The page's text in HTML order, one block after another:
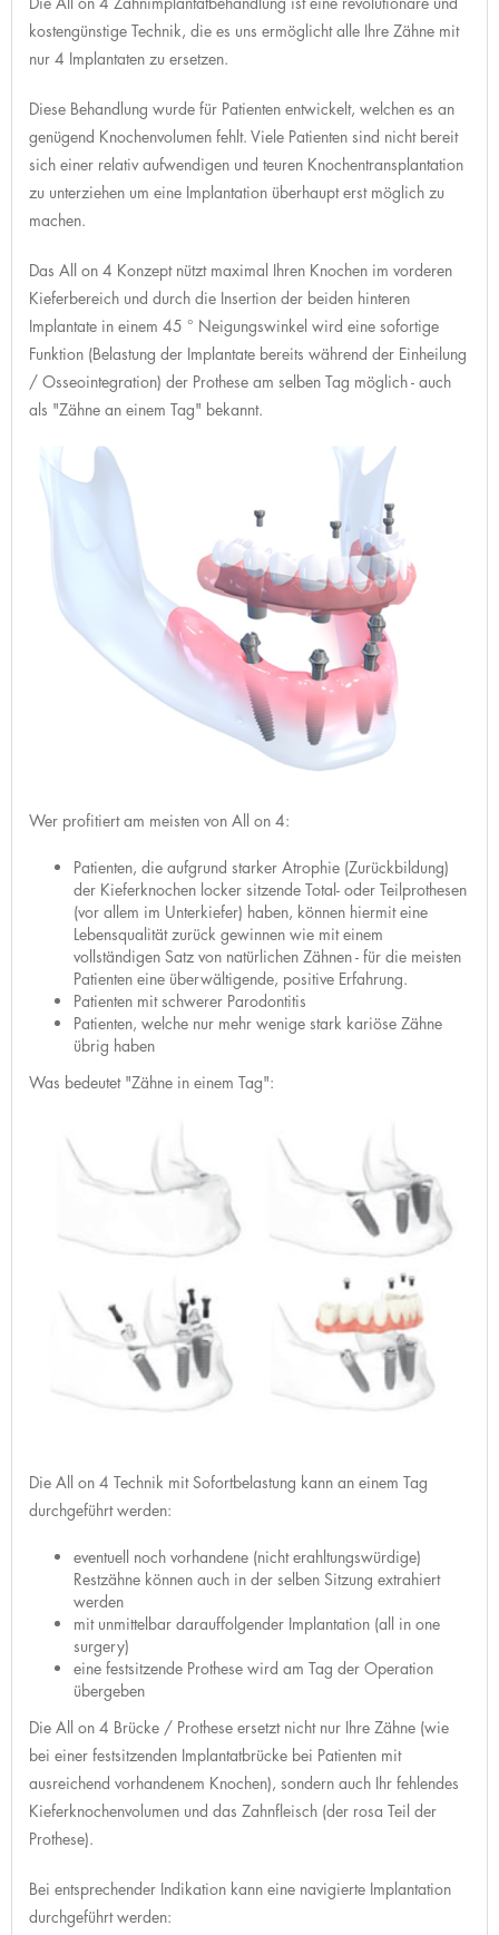
kostengünstige Technik, die es uns ermöglicht alle Ihre Zähne mit
nur 4 Implantaten zu ersetzen.
Diese Behandlung wurde für Patienten entwickelt, welchen es an
genügend Knochenvolumen fehlt. Viele Patienten sind nicht bereit
sich einer relativ aufwendigen und teuren Knochentransplantation
zu unterziehen um eine Implantation überhaupt erst möglich zu
machen.
Das All on 4 Konzept nützt maximal Ihren Knochen im vorderen
Kieferbereich und durch die Insertion der beiden hinteren
Implantate in einem 45 ° Neigungswinkel wird eine sofortige
Funktion (Belastung der Implantate bereits während der Einheilung
/ Osseointegration) der Prothese am selben Tag möglich - auch
als "Zähne an einem Tag" bekannt.
Wer profitiert am meisten von All on 4:
Patienten, die aufgrund starker Atrophie (Zurückbildung)
der Kieferknochen locker sitzende Total- oder Teilprothesen
(vor allem im Unterkiefer) haben, können hiermit eine
Lebensqualität zurück gewinnen wie mit einem
vollständigen Satz von natürlichen Zähnen - für die meisten
Patienten eine überwältigende, positive Erfahrung.
Patienten mit schwerer Parodontitis
Patienten, welche nur mehr wenige stark kariöse Zähne
übrig haben
Was bedeutet "Zähne in einem Tag":
Die All on 4 Technik mit Sofortbelastung kann an einem Tag
durchgeführt werden:
eventuell noch vorhandene (nicht erahltungswürdige)
Restzähne können auch in der selben Sitzung extrahiert
werden
mit unmittelbar darauffolgender Implantation (all in one
surgery)
eine festsitzende Prothese wird am Tag der Operation
übergeben
Die All on 4 Brücke / Prothese ersetzt nicht nur Ihre Zähne (wie
bei einer festsitzenden Implantatbrücke bei Patienten mit
ausreichend vorhandenem Knochen), sondern auch Ihr fehlendes
Kieferknochenvolumen und das Zahnfleisch (der rosa Teil der
Prothese).
Bei entsprechender Indikation kann eine navigierte Implantation
durchgeführt werden: